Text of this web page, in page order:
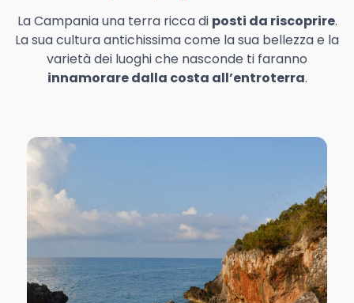
La Campania una terra ricca di posti da riscoprire.
La sua cultura antichissima come la sua bellezza e la
varietà dei luoghi che nasconde ti faranno
innamorare dalla costa all’entroterra.